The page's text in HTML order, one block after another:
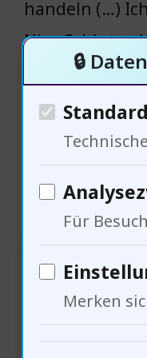
handeln (…)
Nico
Nico
🔒
Für
Merken